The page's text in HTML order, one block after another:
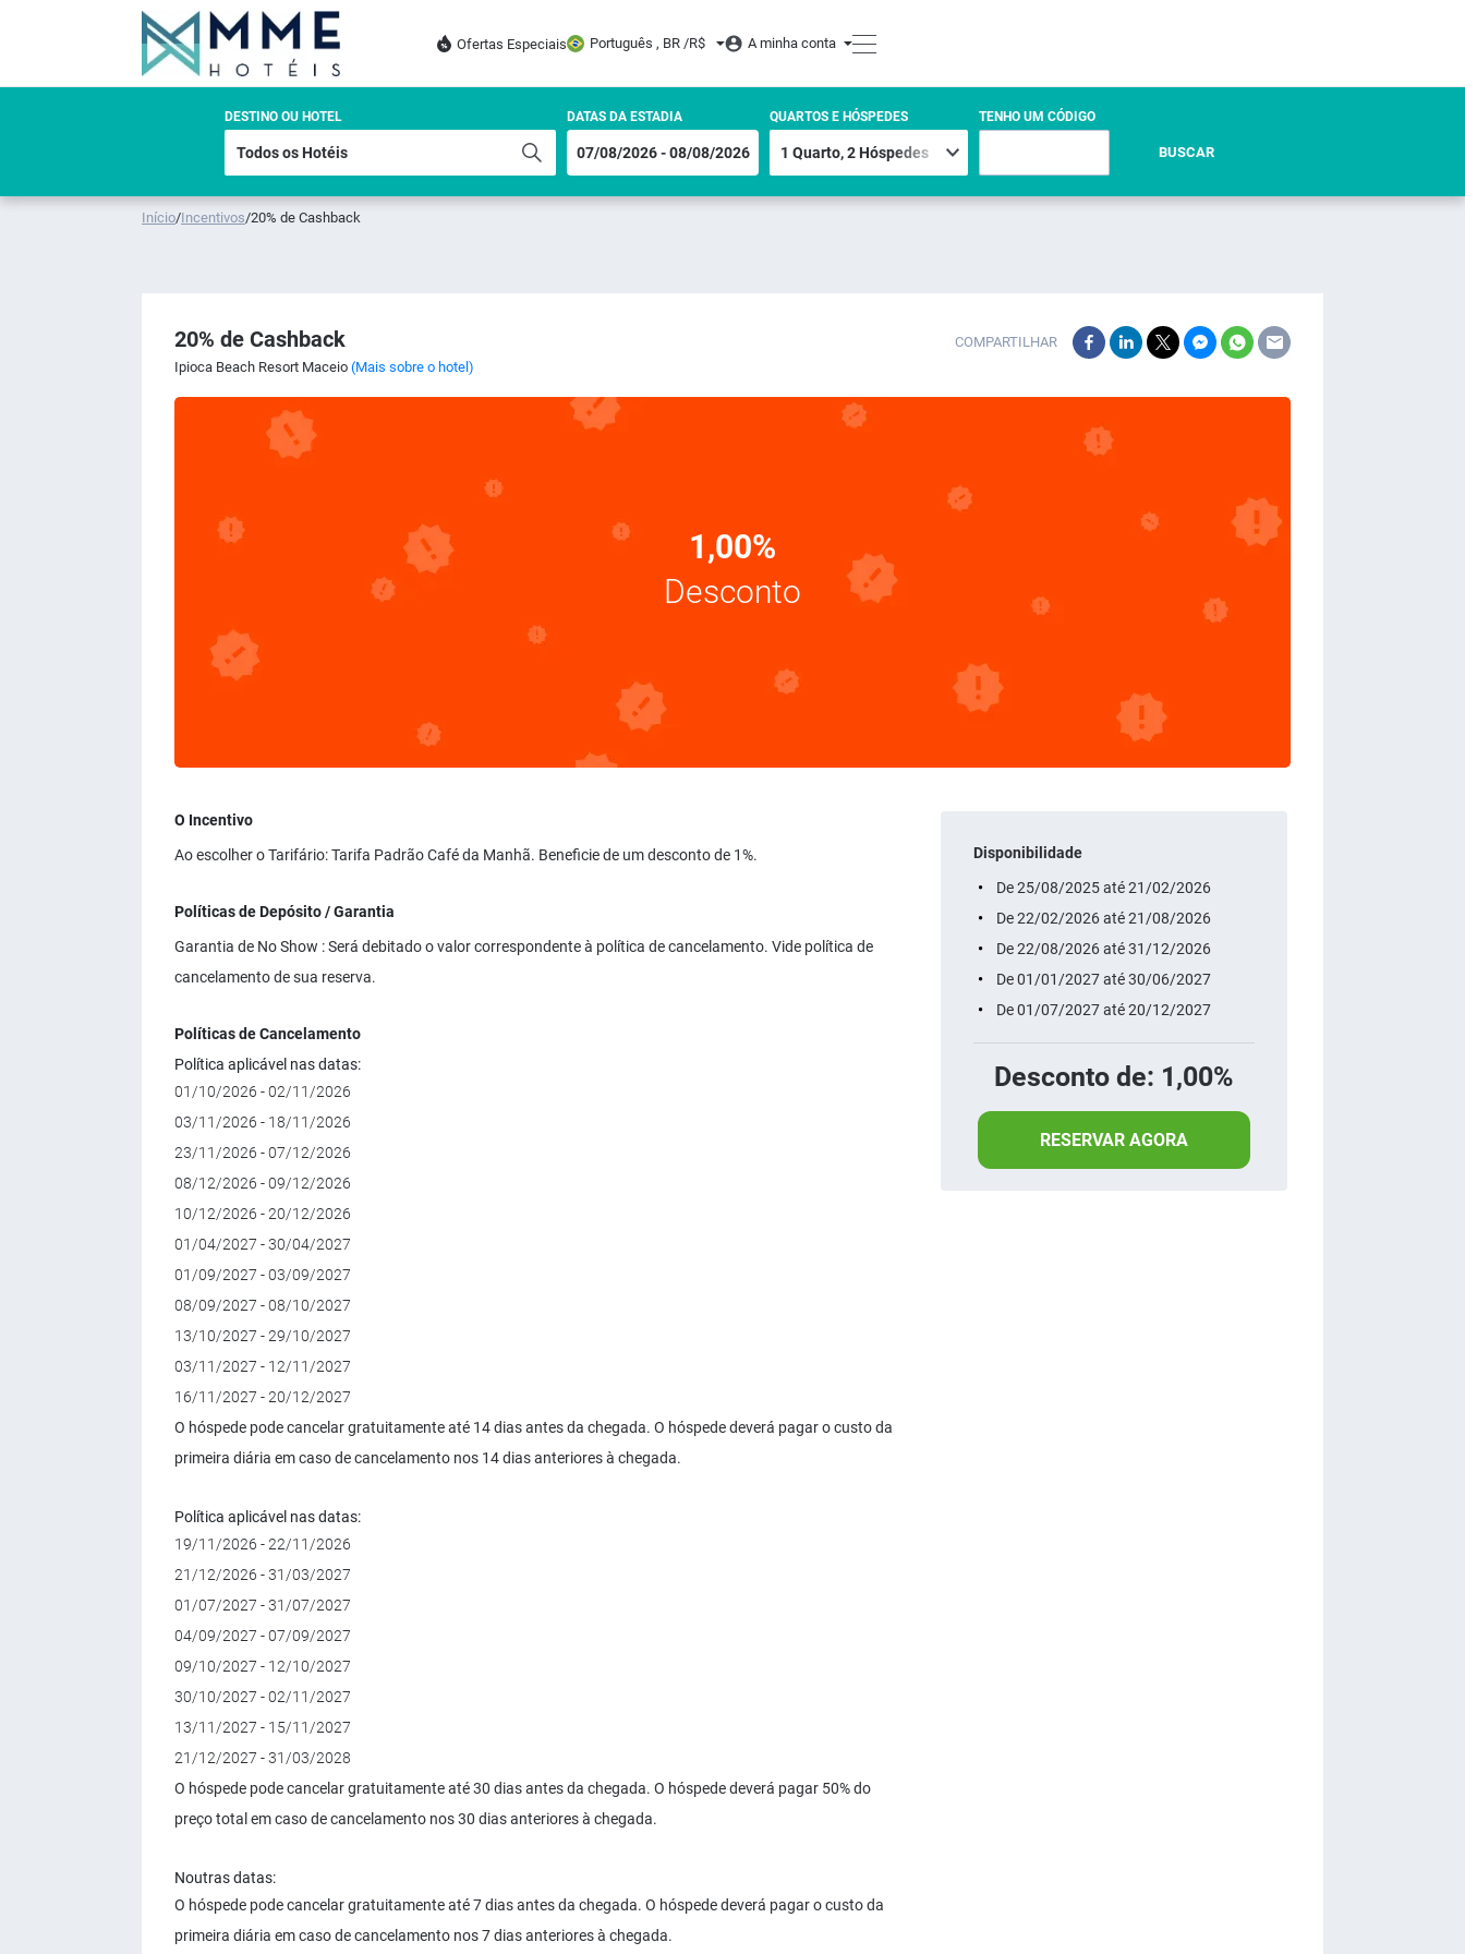
Ofertas Especiais Português , BR /R$ A minha conta
DESTINO OU HOTEL DATAS DA ESTADIA QUARTOS E HÓSPEDES TENHO UM CÓDIGO
BUSCAR
Início/Incentivos/20% de Cashback
20% de Cashback
Ipioca Beach Resort Maceio (Mais sobre o hotel)
COMPARTILHAR
1,00%
Desconto
O Incentivo
Ao escolher o Tarifário: Tarifa Padrão Café da Manhã. Beneficie de um desconto de 1%.
Políticas de Depósito / Garantia
Garantia de No Show : Será debitado o valor correspondente à política de cancelamento. Vide política de
cancelamento de sua reserva.
Políticas de Cancelamento
Política aplicável nas datas:
01/10/2026 - 02/11/2026
03/11/2026 - 18/11/2026
23/11/2026 - 07/12/2026
08/12/2026 - 09/12/2026
10/12/2026 - 20/12/2026
01/04/2027 - 30/04/2027
01/09/2027 - 03/09/2027
08/09/2027 - 08/10/2027
13/10/2027 - 29/10/2027
03/11/2027 - 12/11/2027
16/11/2027 - 20/12/2027
O hóspede pode cancelar gratuitamente até 14 dias antes da chegada. O hóspede deverá pagar o custo da
primeira diária em caso de cancelamento nos 14 dias anteriores à chegada.
Política aplicável nas datas:
19/11/2026 - 22/11/2026
21/12/2026 - 31/03/2027
01/07/2027 - 31/07/2027
04/09/2027 - 07/09/2027
09/10/2027 - 12/10/2027
30/10/2027 - 02/11/2027
13/11/2027 - 15/11/2027
21/12/2027 - 31/03/2028
O hóspede pode cancelar gratuitamente até 30 dias antes da chegada. O hóspede deverá pagar 50% do
preço total em caso de cancelamento nos 30 dias anteriores à chegada.
Noutras datas:
O hóspede pode cancelar gratuitamente até 7 dias antes da chegada. O hóspede deverá pagar o custo da
primeira diária em caso de cancelamento nos 7 dias anteriores à chegada.
Disponibilidade
De 25/08/2025 até 21/02/2026
De 22/02/2026 até 21/08/2026
De 22/08/2026 até 31/12/2026
De 01/01/2027 até 30/06/2027
De 01/07/2027 até 20/12/2027
Desconto de: 1,00%
RESERVAR AGORA